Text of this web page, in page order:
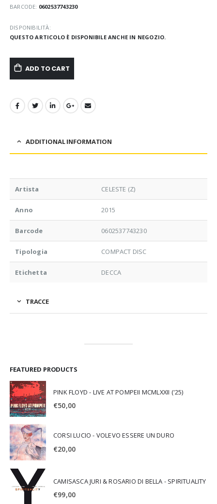
BARCODE: 0602537743230
DISPONIBILITÀ:
QUESTO ARTICOLO È DISPONIBILE ANCHE IN NEGOZIO.
ADD TO CART
ADDITIONAL INFORMATION
Artista CELESTE (Z)
Anno 2015
Barcode 0602537743230
Tipologia COMPACT DISC
Etichetta DECCA
TRACCE
FEATURED PRODUCTS
PINK FLOYD - LIVE AT POMPEII MCMLXXII ('25)
€50,00
CORSI LUCIO - VOLEVO ESSERE UN DURO
€20,00
CAMISASCA JURI & ROSARIO DI BELLA - SPIRITUALITY
€99,00